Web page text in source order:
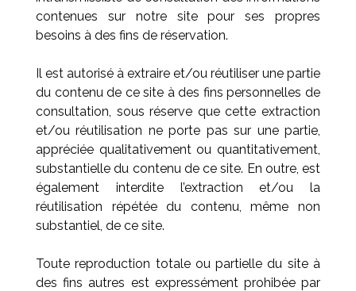
contenues sur notre site pour ses propres
besoins à des fins de réservation.
Il est autorisé à extraire et/ou réutiliser une partie
du contenu de ce site à des fins personnelles de
consultation, sous réserve que cette extraction
et/ou réutilisation ne porte pas sur une partie,
appréciée qualitativement ou quantitativement,
substantielle du contenu de ce site. En outre, est
également interdite l’extraction et/ou la
réutilisation répétée du contenu, même non
substantiel, de ce site.
Toute reproduction totale ou partielle du site à
des fins autres est expressément prohibée par